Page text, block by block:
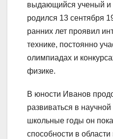
выдающийся ученый и
родился 13 сентября
ранних лет проявил
технике, постоянно
олимпиадах и
физике.
В юности Иванов
развиваться в
школьные годы он
способности в